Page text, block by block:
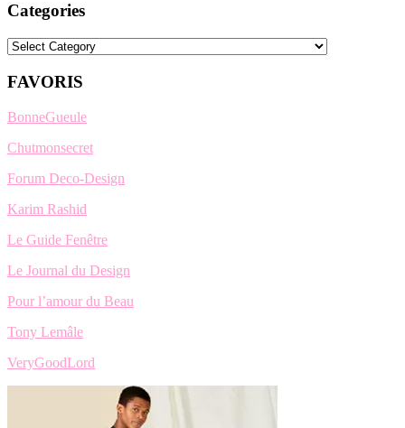
Categories
Categories
FAVORIS
BonneGueule
Chutmonsecret
Forum Deco-Design
Karim Rashid
Le Guide Fenêtre
Le Journal du Design
Pour l’amour du Beau
Tony Lemâle
VeryGoodLord